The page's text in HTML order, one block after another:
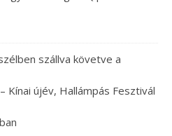
szállva követve a
Kínai újév, Hallámpás Fesztivál